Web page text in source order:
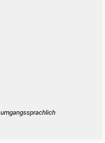
umgangssprachlich